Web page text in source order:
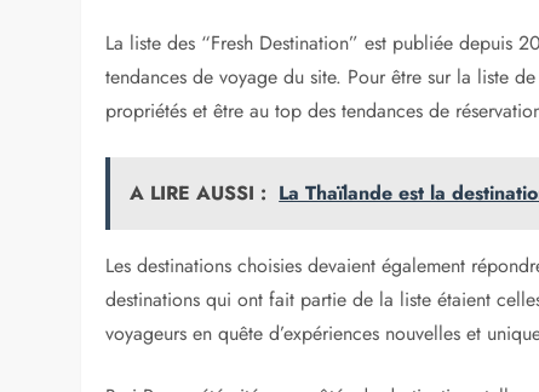
La liste des “Fresh Destination” est publiée depuis
tendances de voyage du site. Pour être sur la liste
propriétés et être au top des tendances de
A LIRE AUSSI : La Thaïlande est la
Les destinations choisies devaient également
destinations qui ont fait partie de la liste étaient
voyageurs en quête d’expériences nouvelles et